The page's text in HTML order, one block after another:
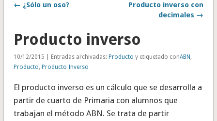
← ¿Sólo un oso?
Producto inverso con
decimales →
Producto inverso
10/12/2015 | Entradas archivadas: Producto y etiquetado conABN ,
Producto, Producto Inverso
El producto inverso es un cálculo que se desarrolla a
partir de cuarto de Primaria con alumnos que
trabajan el método ABN. Se trata de partir